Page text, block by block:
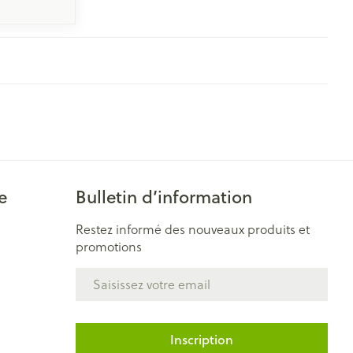
Bulletin d’information
Restez informé des nouveaux produits et
promotions
Inscription